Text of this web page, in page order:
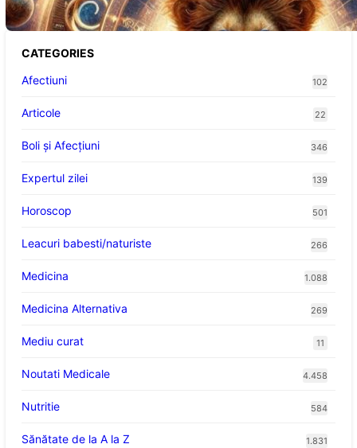
CATEGORIES
Afectiuni
102
Articole 22
Boli și Afecțiuni 346
Expertul zilei 139
Horoscop 501
Leacuri babesti/naturiste 266
Medicina 1.088
Medicina Alternativa 269
Mediu curat 11
Noutati Medicale 4.458
Nutritie 584
Sănătate de la A la Z 1.831